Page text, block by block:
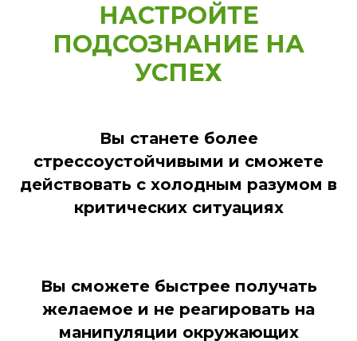
НАСТРОЙТЕ
ПОДСОЗНАНИЕ НА
УСПЕХ
Вы станете более
стрессоустойчивыми и сможете
действовать с холодным разумом в
критических ситуациях
Вы сможете быстрее получать
желаемое и не реагировать на
манипуляции окружающих